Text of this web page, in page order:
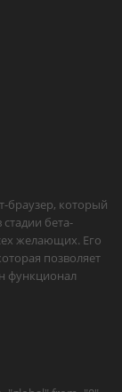
браузер, который
бета-
желающих. Его
позволяет
функционал